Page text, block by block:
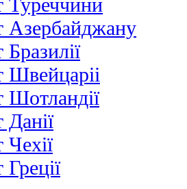
Азербайджану
Швейцаріі
Шотландії